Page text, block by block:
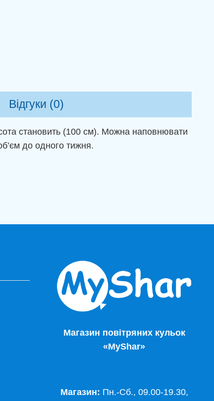
Відгуки (0)
становить (100 см). Можна наповнювати
до одного тижня.
Магазин повітряних кульок
«MyShar»
Магазин: Пн.-Сб., 09.00-19.30,